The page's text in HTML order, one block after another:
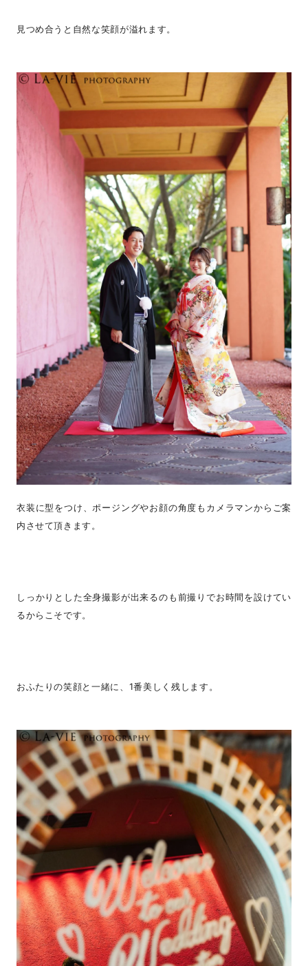
見つめ合うと自然な笑顔が溢れます。
衣装に型をつけ、ポージングやお顔の角度もカメラマンからご案
内させて頂きます。
しっかりとした全身撮影が出来るのも前撮りでお時間を設けてい
るからこそです。
おふたりの笑顔と一緒に、1番美しく残します。